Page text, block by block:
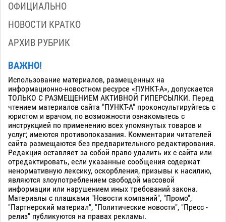
ОФИЦИАЛЬНО
НОВОСТИ КРАТКО
АРХИВ РУБРИК
ВАЖНО!
Использование материалов, размещенных на
информационно-новостном ресурсе «ПУНКТ-А», допускается
ТОЛЬКО С РАЗМЕЩЕНИЕМ АКТИВНОЙ ГИПЕРСЫЛКИ. Перед
чтением материалов сайта "ПУНКТ-А" проконсультируйтесь с
юристом и врачом, по возможности ознакомьтесь с
инструкцией по применению всех упомянутых товаров и
услуг; имеются противопоказания. Комментарии читателей
сайта размещаются без предварительного редактирования.
Редакция оставляет за собой право удалить их с сайта или
отредактировать, если указанные сообщения содержат
ненормативную лексику, оскорбления, призывы к насилию,
являются злоупотреблением свободой массовой
информации или нарушением иных требований закона.
Материалы с плашками "Новости компаний", "Промо",
"Партнерский материал", "Политические новости", "Пресс -
релиз" публикуются на правах рекламы.